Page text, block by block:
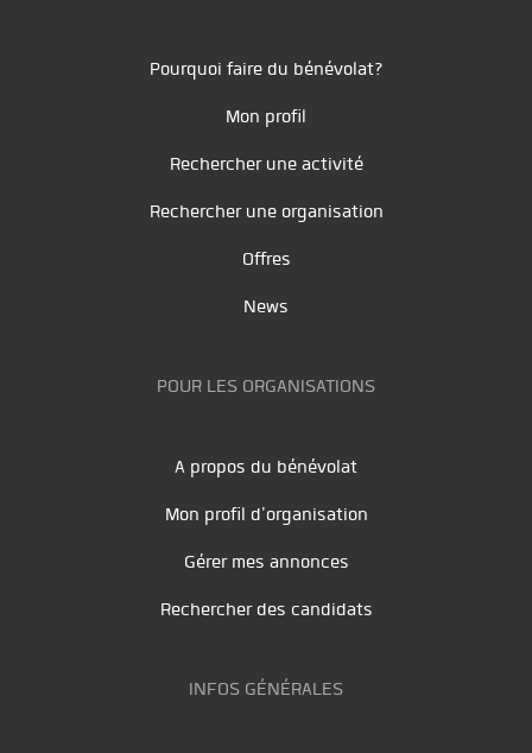
Pourquoi faire du bénévolat?
Mon profil
Rechercher une activité
Rechercher une organisation
Offres
News
POUR LES ORGANISATIONS
A propos du bénévolat
Mon profil d'organisation
Gérer mes annonces
Rechercher des candidats
INFOS GÉNÉRALES